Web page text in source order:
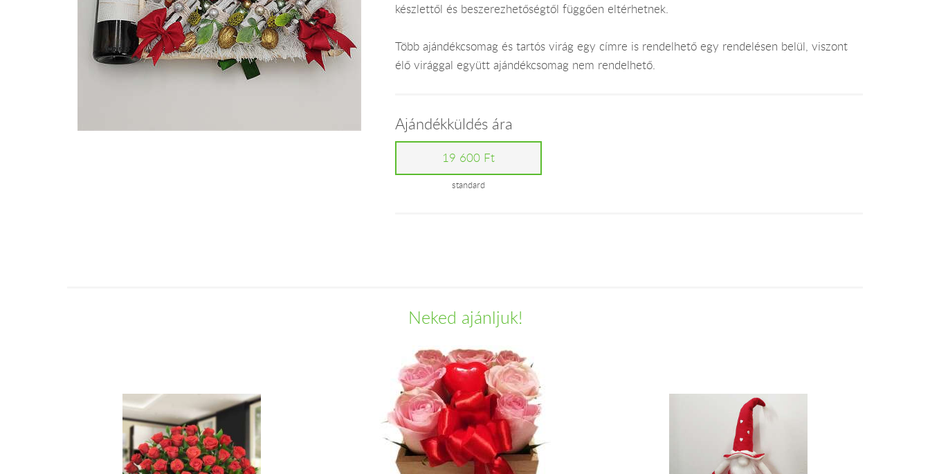
készlettől és beszerezhetőségtől függően eltérhetnek.
Több ajándékcsomag és tartós virág egy címre is rendelhető egy rendelésen belül, viszont
élő virággal együtt ajándékcsomag nem rendelhető.
Ajándékküldés ára
19 600 Ft
standard
Neked ajánljuk!